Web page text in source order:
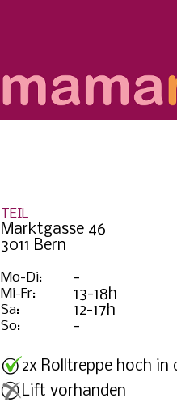
TEIL
Marktgasse 46
3011 Bern
Mo-Di: -
Mi-Fr: 13-18h
Sa: 12-17h
So: -
2x Rolltreppe hoch in
Lift vorhanden